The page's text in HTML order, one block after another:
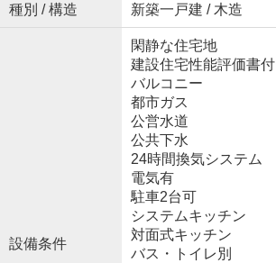
種別 / 構造 新築一戸建 / 木造
設備条件
閑静な住宅地
建設住宅性能評価書付
バルコニー
都市ガス
公営水道
公共下水
24時間換気システム
電気有
駐車2台可
システムキッチン
対面式キッチン
バス・トイレ別